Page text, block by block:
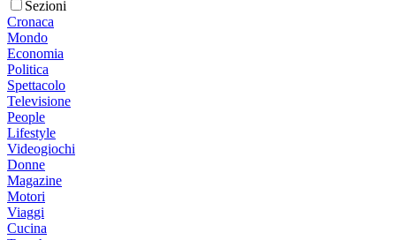
Sezioni
Cronaca
Mondo
Economia
Politica
Spettacolo
Televisione
People
Lifestyle
Videogiochi
Donne
Magazine
Motori
Viaggi
Cucina